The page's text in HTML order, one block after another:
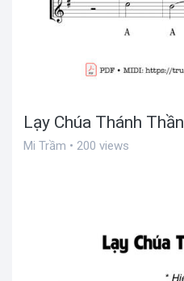
Lạy Chúa Thánh Thần
Mi Trầm • 200 views